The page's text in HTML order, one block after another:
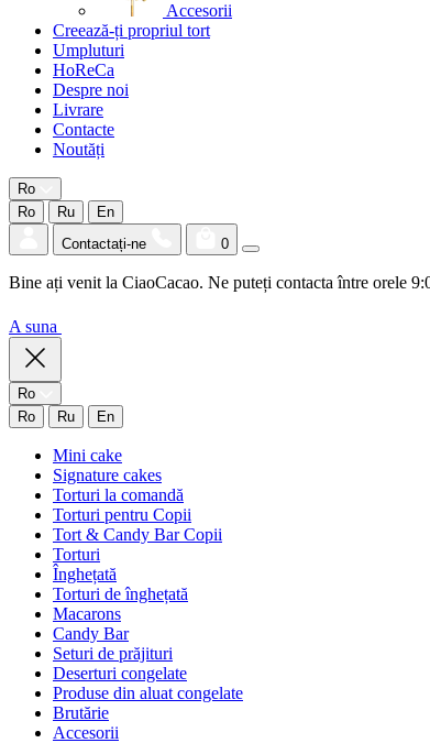
Accesorii
Creează-ți propriul tort
Umpluturi
HoReCa
Despre noi
Livrare
Contacte
Noutăți
Ro
Ro
Ru
En
Contactați-ne
0
Bine ați venit la CiaoCacao. Ne puteți contacta între orele
A suna
Ro
Ro
Ru En
Mini cake
Signature cakes
Torturi la comandă
Torturi pentru Copii
Tort & Candy Bar Copii
Torturi
Înghețată
Torturi de înghețată
Macarons
Candy Bar
Seturi de prăjituri
Deserturi congelate
Produse din aluat congelate
Brutărie
Accesorii